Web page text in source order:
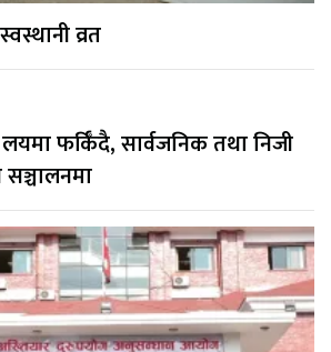
व्रत
फर्किँदै, सार्वजनिक तथा निजी